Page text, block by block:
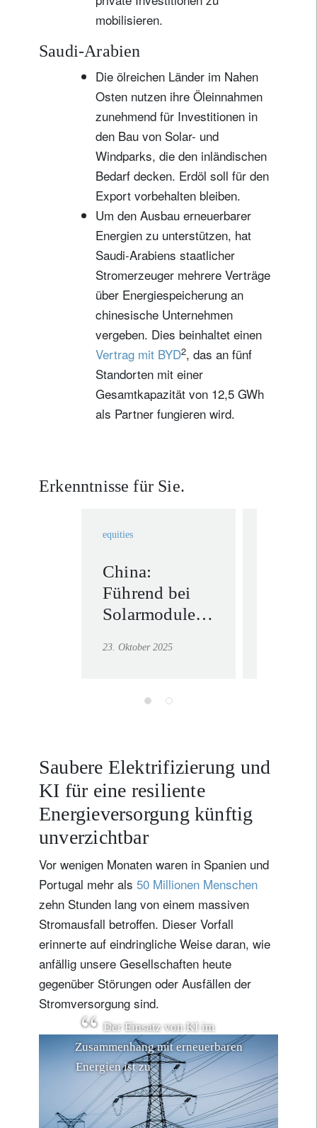
mobilisieren.
Saudi-Arabien
Die ölreichen Länder im Nahen
Osten nutzen ihre Öleinnahmen
zunehmend für Investitionen in
den Bau von Solar- und
Windparks, die den inländischen
Bedarf decken. Erdöl soll für den
Export vorbehalten bleiben.
Um den Ausbau erneuerbarer
Energien zu unterstützen, hat
Saudi-Arabiens staatlicher
Stromerzeuger mehrere Verträge
über Energiespeicherung an
chinesische Unternehmen
vergeben. Dies beinhaltet einen
Vertrag mit BYD2, das an fünf
Standorten mit einer
Gesamtkapazität von 12,5 GWh
als Partner fungieren wird.
Erkenntnisse für Sie.
equities
China:
Führend bei
Solarmodulen,
Seltenen Erden
Energiewende
23. Oktober 2025
Saubere Elektrifizierung und
KI für eine resiliente
Energieversorgung künftig
unverzichtbar
Vor wenigen Monaten waren in Spanien und
Portugal mehr als 50 Millionen Menschen
zehn Stunden lang von einem massiven
Stromausfall betroffen. Dieser Vorfall
erinnerte auf eindringliche Weise daran, wie
anfällig unsere Gesellschaften heute
gegenüber Störungen oder Ausfällen der
Stromversorgung sind.
Der Einsatz von KI im
Zusammenhang mit erneuerbaren
Energien ist zudem eine wic
e
M ssnahme,
E
nerg